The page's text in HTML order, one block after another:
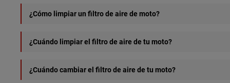
¿Cómo limpiar un filtro de aire de moto?
1) Ponte unos guantes y luego desmonta tu filtro de aire.
4) Escurre el filtro sin retorcerlo y luego déjalo secar durante 2
¿Cuándo limpiar el filtro de aire de tu moto?
Para un uso todoterreno, cross, enduro o supermoto, limpiar
¿Cuándo cambiar el filtro de aire de tu moto?